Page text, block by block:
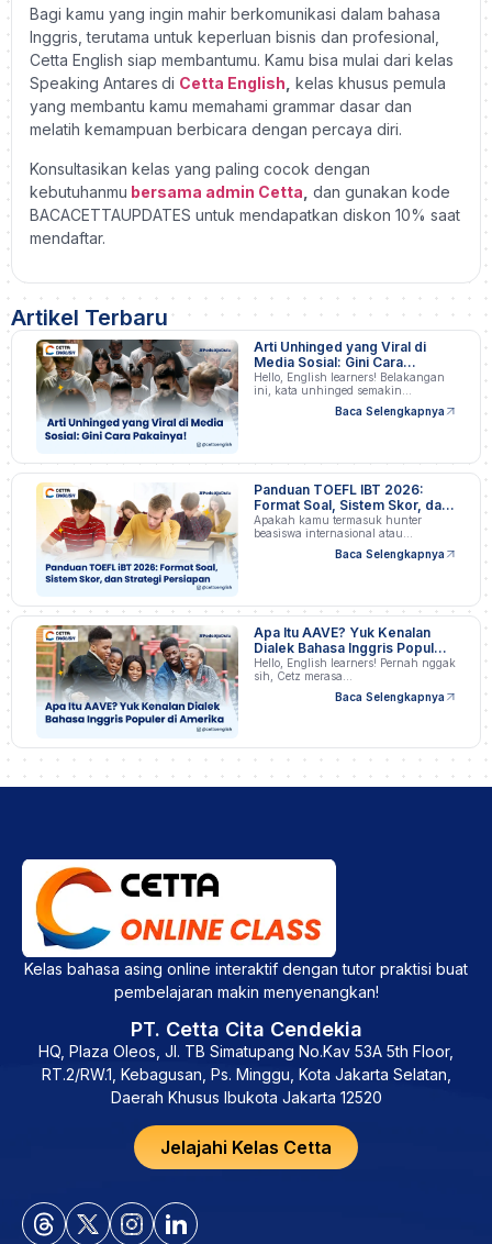
Bagi kamu yang ingin mahir berkomunikasi dalam bahasa
Inggris, terutama untuk keperluan bisnis dan profesional,
Cetta English siap membantumu. Kamu bisa mulai dari kelas
Speaking Antares di Cetta English kelas khusus pemula
yang membantu kamu memahami grammar dasar dan
melatih kemampuan berbicara dengan percaya diri.
Konsultasikan kelas yang paling cocok dengan
kebutuhanmu bersama admin Cetta dan gunakan kode
BACACETTAUPDATES untuk mendapatkan diskon 10% saat
mendaftar.
Artikel Terbaru
Arti Unhinged yang Viral di
Media Sosial: Gini Cara
Pakainya!
Hello, English learners! Belakangan
ini, kata unhinged semakin…
Baca Selengkapnya
Panduan TOEFL IBT 2026:
Format Soal, Sistem Skor, dan
Strategi Persiapan
Apakah kamu termasuk hunter
beasiswa internasional atau
Baca Selengkapnya
Apa Itu AAVE? Yuk Kenalan
Dialek Bahasa Inggris Populer
di Amerika
Hello, English learners! Pernah nggak
sih, Cetz merasa…
Baca Selengkapnya
Kelas bahasa asing online interaktif dengan tutor praktisi buat
pembelajaran makin menyenangkan!
PT. Cetta Cita Cendekia
HQ, Plaza Oleos, Jl. TB Simatupang No.Kav 53A 5th Floor,
RT.2/RW.1, Kebagusan, Ps. Minggu, Kota Jakarta Selatan,
Daerah Khusus Ibukota Jakarta 12520
Jelajahi Kelas Cetta